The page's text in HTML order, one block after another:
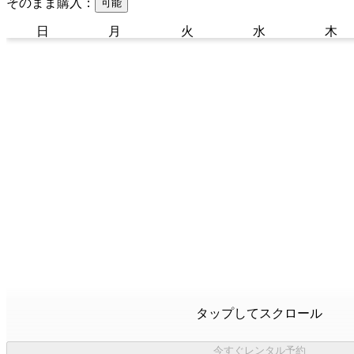
可能
日 月 火 水 木
タップしてスクロール
今すぐレンタル予約